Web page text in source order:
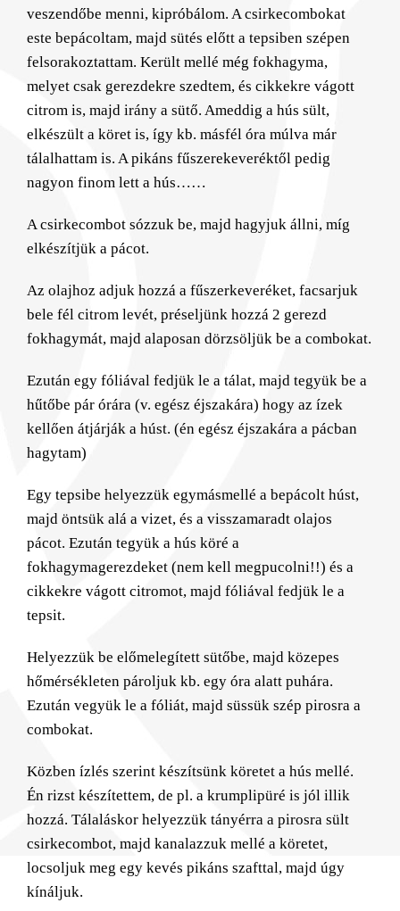
veszendőbe menni, kipróbálom. A csirkecombokat
este bepácoltam, majd sütés előtt a tepsiben szépen
felsorakoztattam. Került mellé még fokhagyma,
melyet csak gerezdekre szedtem, és cikkekre vágott
citrom is, majd irány a sütő. Ameddig a hús sült,
elkészült a köret is, így kb. másfél óra múlva már
tálalhattam is. A pikáns fűszerekeveréktől pedig
nagyon finom lett a hús……
A csirkecombot sózzuk be, majd hagyjuk állni, míg
elkészítjük a pácot.
Az olajhoz adjuk hozzá a fűszerkeveréket, facsarjuk
bele fél citrom levét, préseljünk hozzá 2 gerezd
fokhagymát, majd alaposan dörzsöljük be a combokat.
Ezután egy fóliával fedjük le a tálat, majd tegyük be a
hűtőbe pár órára (v. egész éjszakára) hogy az ízek
kellően átjárják a húst. (én egész éjszakára a pácban
hagytam)
Egy tepsibe helyezzük egymásmellé a bepácolt húst,
majd öntsük alá a vizet, és a visszamaradt olajos
pácot. Ezután tegyük a hús köré a
fokhagymagerezdeket (nem kell megpucolni!!) és a
cikkekre vágott citromot, majd fóliával fedjük le a
tepsit.
Helyezzük be előmelegített sütőbe, majd közepes
hőmérsékleten pároljuk kb. egy óra alatt puhára.
Ezután vegyük le a fóliát, majd süssük szép pirosra a
combokat.
Közben ízlés szerint készítsünk köretet a hús mellé.
Én rizst készítettem, de pl. a krumplipüré is jól illik
hozzá. Tálaláskor helyezzük tányérra a pirosra sült
csirkecombot, majd kanalazzuk mellé a köretet,
locsoljuk meg egy kevés pikáns szafttal, majd úgy
kínáljuk.